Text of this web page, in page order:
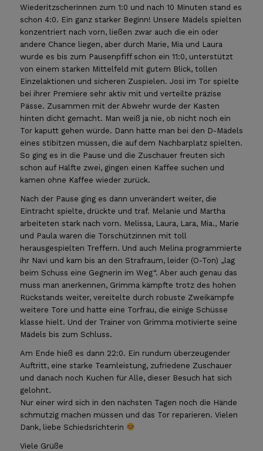
Wiederitzscherinnen zum 1:0 und nach 10 Minuten stand es
schon 4:0. Ein ganz starker Beginn! Unsere Mädels spielten
konzentriert nach vorn, ließen zwar auch die ein oder
andere Chance liegen, aber durch Marie, Mia und Laura
wurde es bis zum Pausenpfiff schon ein 11:0, unterstützt
von einem starken Mittelfeld mit gutem Blick, tollen
Einzelaktionen und sicheren Zuspielen. Josi im Tor spielte
bei ihrer Premiere sehr aktiv mit und verteilte präzise
Pässe. Zusammen mit der Abwehr wurde der Kasten
hinten dicht gemacht. Man weiß ja nie, ob nicht noch ein
Tor kaputt gehen würde. Dann hätte man bei den D-Mädels
eines stibitzen müssen, die auf dem Nachbarplatz spielten.
So ging es in die Pause und die Zuschauer freuten sich
schon auf Hälfte zwei, gingen einen Kaffee suchen und
kamen ohne Kaffee wieder zurück.
Nach der Pause ging es dann unverändert weiter, die
Eintracht spielte, drückte und traf. Melanie und Martha
arbeiteten stark nach vorn. Melissa, Laura, Lara, Mia., Marie
und Paula waren die Torschützinnen mit toll
herausgespielten Treffern. Und auch Melina programmierte
ihr Navi und kam bis an den Strafraum, leider (O-Ton) „lag
beim Schuss eine Gegnerin im Weg“. Aber auch genau das
muss man anerkennen, Grimma kämpfte trotz des hohen
Rückstands weiter, vereitelte durch robuste Zweikämpfe
weitere Tore und hatte eine Torfrau, die einige Schüsse
klasse hielt. Und der Trainer von Grimma motivierte seine
Mädels bis zum Schluss.
Am Ende hieß es dann 22:0. Ein rundum überzeugender
Auftritt, eine starke Teamleistung, zufriedene Zuschauer
und danach noch Kuchen für Alle, dieser Besuch hat sich
gelohnt.
Nur einer wird sich in den nächsten Tagen noch die Hände
schmutzig machen müssen und das Tor reparieren. Vielen
Dank, liebe Schiedsrichterin
Viele Grüße